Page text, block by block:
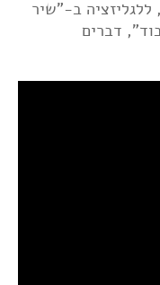
ללגליזציה ב-"שיר
דברים